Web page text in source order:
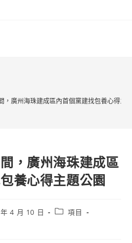
，廣州海珠建成區內首個黨建找包養心得主
，廣州海珠建成區
養心得主題公園
4 月 10 日
Post項目